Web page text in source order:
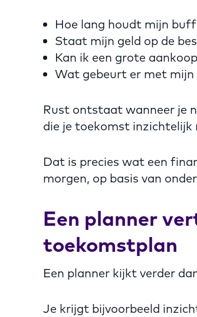
Hoe lang houdt mijn
Staat mijn geld op de
Kan ik een grote
Wat gebeurt er met
Rust ontstaat wanneer je
die je toekomst inzichtelijk
Dat is precies wat een
morgen, op basis van
Een planner
toekomstplan
Een planner kijkt verder
Je krijgt bijvoorbeeld